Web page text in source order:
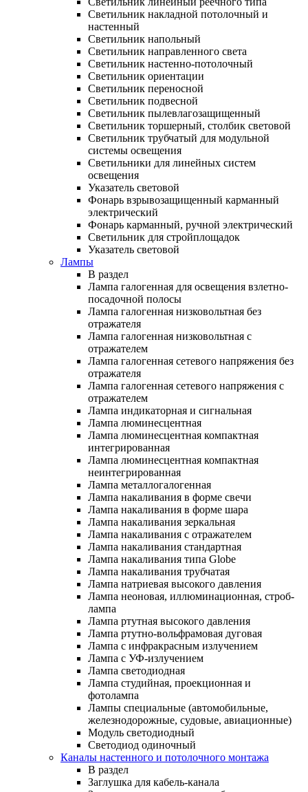
Светильник накладной потолочный и
настенный
Светильник напольный
Светильник направленного света
Светильник настенно-потолочный
Светильник ориентации
Светильник переносной
Светильник подвесной
Светильник пылевлагозащищенный
Светильник торшерный, столбик световой
Светильник трубчатый для модульной
системы освещения
Светильники для линейных систем
освещения
Указатель световой
Фонарь взрывозащищенный карманный
электрический
Фонарь карманный, ручной электрический
Светильник для стройплощадок
Указатель световой
Лампы
В раздел
Лампа галогенная для освещения взлетно-
посадочной полосы
Лампа галогенная низковольтная без
отражателя
Лампа галогенная низковольтная с
отражателем
Лампа галогенная сетевого напряжения без
отражателя
Лампа галогенная сетевого напряжения с
отражателем
Лампа индикаторная и сигнальная
Лампа люминесцентная
Лампа люминесцентная компактная
интегрированная
Лампа люминесцентная компактная
неинтегрированная
Лампа металлогалогенная
Лампа накаливания в форме свечи
Лампа накаливания в форме шара
Лампа накаливания зеркальная
Лампа накаливания с отражателем
Лампа накаливания стандартная
Лампа накаливания типа Globe
Лампа накаливания трубчатая
Лампа натриевая высокого давления
Лампа неоновая, иллюминационная, строб-
лампа
Лампа ртутная высокого давления
Лампа ртутно-вольфрамовая дуговая
Лампа с инфракрасным излучением
Лампа с УФ-излучением
Лампа светодиодная
Лампа студийная, проекционная и
фотолампа
Лампы специальные (автомобильные,
железнодорожные, судовые, авиационные)
Модуль светодиодный
Светодиод одиночный
Каналы настенного и потолочного монтажа
В раздел
Заглушка для кабель-канала